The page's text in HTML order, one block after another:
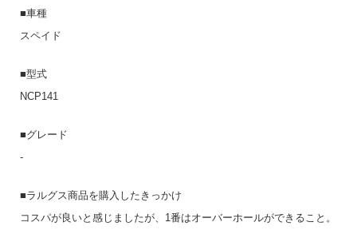
■車種
スペイド
■型式
NCP141
■グレード
-
■ラルグス商品を購入したきっかけ
コスパが良いと感じましたが、1番はオーバーホールができること。